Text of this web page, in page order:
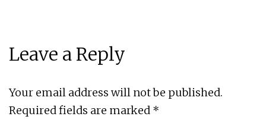
Leave a Reply
Your email address will not be published.
Required fields are marked *